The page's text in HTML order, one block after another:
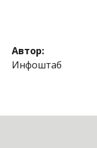
Автор:
Инфоштаб